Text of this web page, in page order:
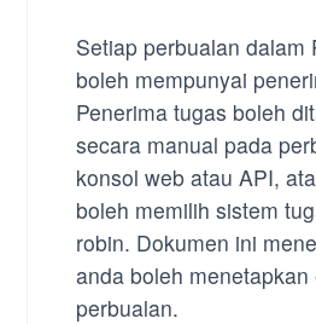
Setiap perbualan dalam
boleh mempunyai
Penerima tugas boleh
secara manual pada
konsol web atau API,
boleh memilih sistem
robin. Dokumen ini
anda boleh
perbualan.